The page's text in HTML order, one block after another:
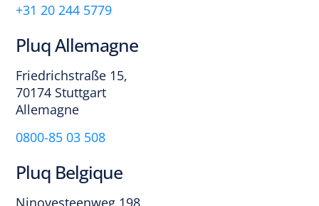
+31 20 244 5779
Pluq Allemagne
Friedrichstraße 15,
70174 Stuttgart
Allemagne
0800-85 03 508
Pluq Belgique
Ninovesteenweg 198,